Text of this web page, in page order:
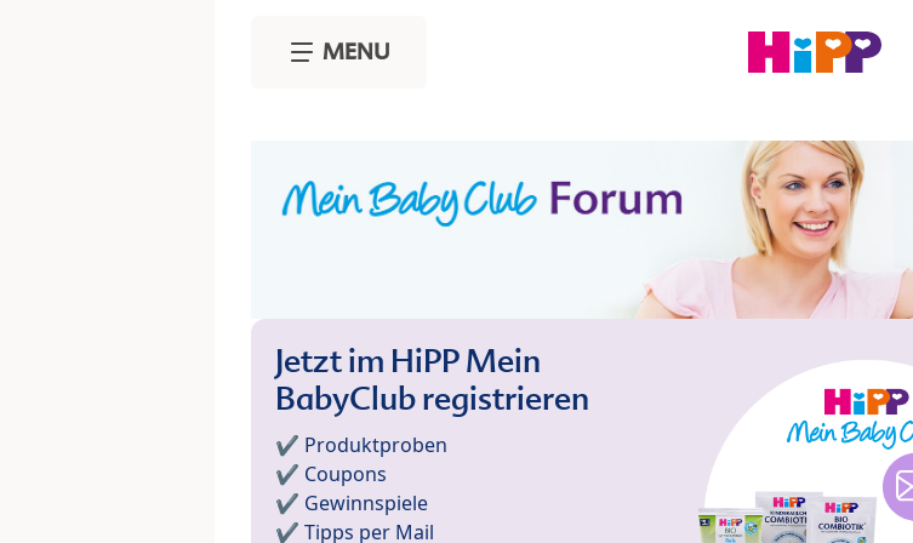
MENU
Jetzt im HiPP Mein
BabyClub registrieren
✔️ Produktproben
✔️ Coupons
✔️ Gewinnspiele
✔️ Tipps per Mail